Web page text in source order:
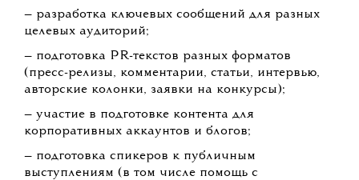
— разработка ключевых сообщений для разных
целевых аудиторий;
— подготовка PR-текстов разных форматов
(пресс-релизы, комментарии, статьи, интервью,
авторские колонки, заявки на конкурсы);
— участие в подготовке контента для
корпоративных аккаунтов и блогов;
— подготовка спикеров к публичным
выступлениям (в том числе помощь с